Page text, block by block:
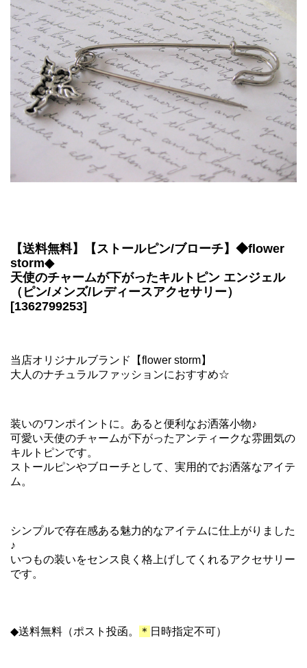
【送料無料】【ストールピン/ブローチ】◆flower
storm◆
天使のチャームが下がったキルトピン エンジェル
（ピン/メンズ/レディースアクセサリー）
[1362799253]
当店オリジナルブランド【flower storm】
大人のナチュラルファッションにおすすめ☆
装いのワンポイントに。あると便利なお洒落小物♪
可愛い天使のチャームが下がったアンティークな雰囲気の
キルトピンです。
ストールピンやブローチとして、実用的でお洒落なアイテ
ム。
シンプルで存在感ある魅力的なアイテムに仕上がりました
♪
いつもの装いをセンス良く格上げしてくれるアクセサリー
です。
◆送料無料（ポスト投函。 ＊ 日時指定不可）